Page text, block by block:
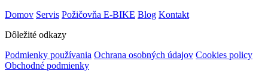
Domov Servis Požičovňa E-BIKE Blog Kontakt
Dôležité odkazy
Podmienky používania Ochrana osobných údajov Cookies policy
Obchodné podmienky